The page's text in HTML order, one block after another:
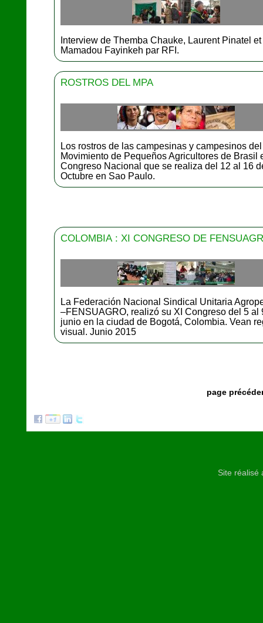
Interview de Themba Chauke, Laurent Pinatel et
Mamadou Fayinkeh par RFI.
ROSTROS DEL MPA
Los rostros de las campesinas y campesinos del
Movimiento de Pequeños Agricultores de Brasil
Congreso Nacional que se realiza del 12 al 16
Octubre en Sao Paulo.
COLOMBIA : XI CONGRESO DE
La Federación Nacional Sindical Unitaria
–FENSUAGRO, realizó su XI Congreso del 5 al
junio en la ciudad de Bogotá, Colombia. Vean
visual. Junio 2015
page
Site réalisé